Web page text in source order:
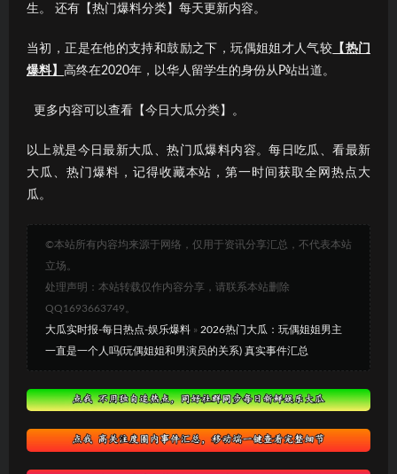
生。 还有【热门爆料分类】每天更新内容。
当初，正是在他的支持和鼓励之下，玩偶姐姐才人气较 【热门
爆料】 高终在2020年，以华人留学生的身份从P站出道。
更多内容可以查看【今日大瓜分类】。
以上就是今日最新大瓜、热门瓜爆料内容。每日吃瓜、看最新
大瓜、热门爆料，记得收藏本站，第一时间获取全网热点大
瓜。
©本站所有内容均来源于网络，仅用于资讯分享汇总，不代表本站
立场。
处理声明：本站转载仅作内容分享，请联系本站删除
QQ1693663749。
大瓜实时报-每日热点-娱乐爆料 » 2026热门大瓜：玩偶姐姐男主
一直是一个人吗(玩偶姐姐和男演员的关系) 真实事件汇总